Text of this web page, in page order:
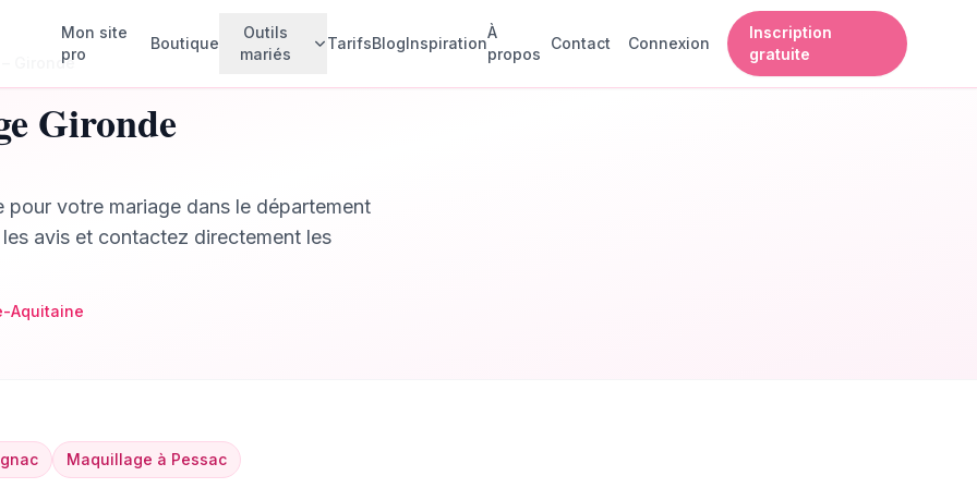
Mon site
pro
Boutique
Outils
mariés
Faire-parts animés
🪑
Invités & Plan de table
table
Album photo collaboratif
TarifsBlogInspiration
À
propos
Contact Connexion
Inscription
gratuite
Gironde
Gironde
pour votre mariage dans le département
avis et contactez directement les
Aquitaine
Maquillage à Pessac